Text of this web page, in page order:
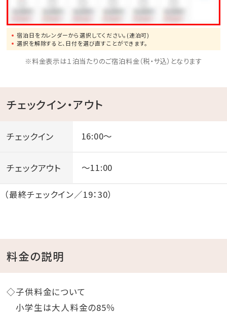
宿泊日をカレンダーから選択してください。(連泊可)
選択を解除すると、日付を選び直すことができます。
※料金表示は１泊当たりのご宿泊料金（税・サ込）となります
チェックイン・アウト
チェックイン 16:00～
チェックアウト ～11:00
（最終チェックイン／19：30）
料金の説明
◇子供料金について
小学生は大人料金の85％